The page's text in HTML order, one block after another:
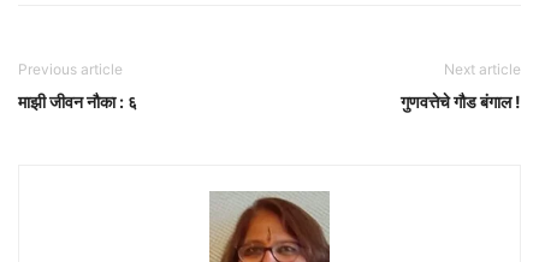
Previous article
माझी जीवन नौका : ६
Next article
गुणवत्तेचे गौड बंगाल !